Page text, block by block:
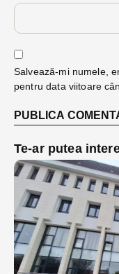
Salvează-mi numele,
pentru data viitoare
Te-ar putea